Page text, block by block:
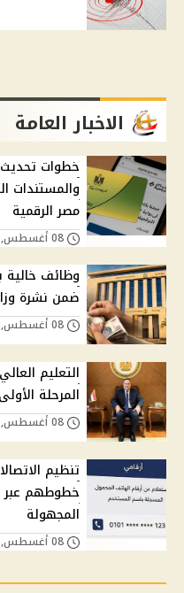
الاخبار العامة
والمستندات
مصر الرقمية
ضمن نشرة
التعليم
المرحلة
تنظيم
المجهولة